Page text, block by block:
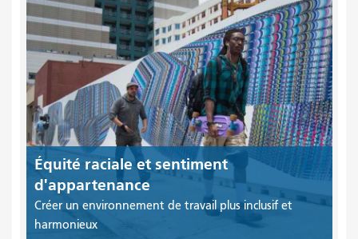
Équité raciale et sentiment
d'appartenance
Créer un environnement de travail plus inclusif et
harmonieux